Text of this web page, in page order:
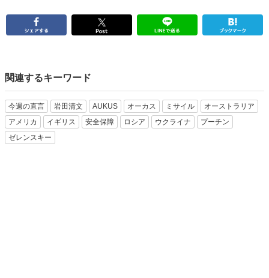
関連するキーワード
今週の直言 岩田清文 AUKUS オーカス ミサイル
オーストラリア
アメリカ
イギリス 安全保障 ロシア ウクライナ
プーチン
ゼレンスキー